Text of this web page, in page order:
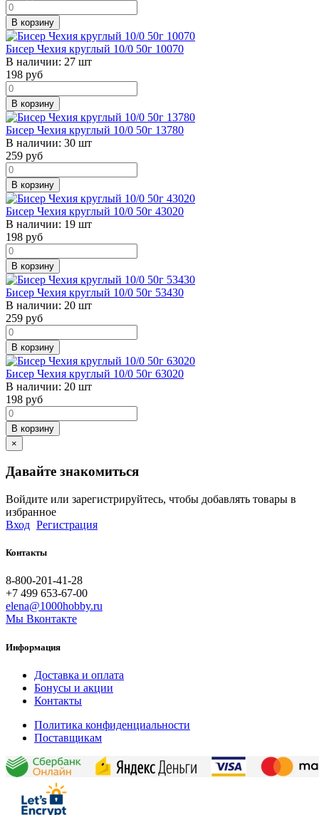
В корзину
Бисер Чехия круглый 10/0 50г 10070
В наличии: 27 шт
198 руб
В корзину
Бисер Чехия круглый 10/0 50г 13780
В наличии: 30 шт
259 руб
В корзину
Бисер Чехия круглый 10/0 50г 43020
В наличии: 19 шт
198 руб
В корзину
Бисер Чехия круглый 10/0 50г 53430
В наличии: 20 шт
259 руб
В корзину
Бисер Чехия круглый 10/0 50г 63020
В наличии: 20 шт
198 руб
В корзину
×
Давайте знакомиться
Войдите или зарегистрируйтесь, чтобы добавлять товары в
избранное
Вход Регистрация
Контакты
8-800-201-41-28
+7 499 653-67-00
elena@1000hobby.ru
Мы Вконтакте
Информация
Доставка и оплата
Бонусы и акции
Контакты
Политика конфиденциальности
Поставщикам